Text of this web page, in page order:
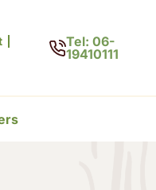
Tel: 06-
19410111